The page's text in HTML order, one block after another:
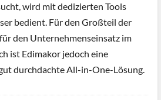
wird mit dedizierten Tools
bedient. Für den Großteil der
den Unternehmenseinsatz im
ist Edimakor jedoch eine
durchdachte All-in-One-Lösung.